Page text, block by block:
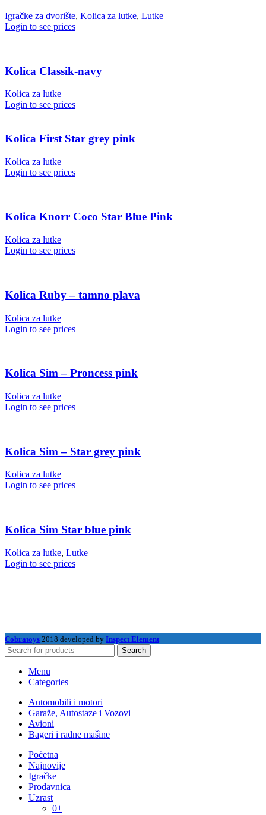
Igračke za dvorište, Kolica za lutke, Lutke
Login to see prices
Kolica Classik-navy
Kolica za lutke
Login to see prices
Kolica First Star grey pink
Kolica za lutke
Login to see prices
Kolica Knorr Coco Star Blue Pink
Kolica za lutke
Login to see prices
Kolica Ruby – tamno plava
Kolica za lutke
Login to see prices
Kolica Sim – Proncess pink
Kolica za lutke
Login to see prices
Kolica Sim – Star grey pink
Kolica za lutke
Login to see prices
Kolica Sim Star blue pink
Kolica za lutke, Lutke
Login to see prices
Cobratoys 2018 developed by Inspect Element
Search
Menu
Categories
Automobili i motori
Garaže, Autostaze i Vozovi
Avioni
Bageri i radne mašine
Početna
Najnovije
Igračke
Prodavnica
Uzrast
0+